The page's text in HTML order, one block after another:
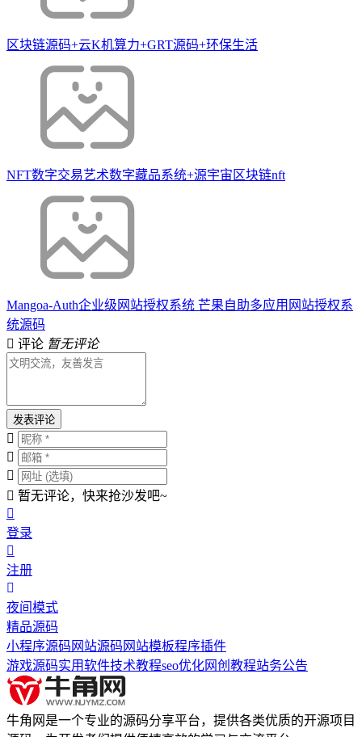
区块链源码+云K机算力+GRT源码+环保生活
NFT数字交易艺术数字藏品系统+源宇宙区块链nft
Mangoa-Auth企业级网站授权系统 芒果自助多应用网站授权系
统源码
评论 暂无评论
发表评论
暂无评论，快来抢沙发吧~
登录
注册
夜间模式
精品源码
小程序源码 网站源码 网站模板程序插件
游戏源码实用软件技术教程seo优化网创教程站务公告
牛角网是一个专业的源码分享平台，提供各类优质的开源项目